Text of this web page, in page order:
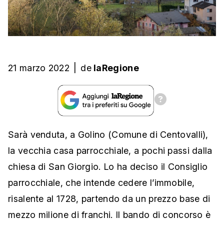
21 marzo 2022 de laRegione
Sarà venduta, a Golino (Comune di Centovalli),
la vecchia casa parrocchiale, a pochi passi dalla
chiesa di San Giorgio. Lo ha deciso il Consiglio
parrocchiale, che intende cedere l’immobile,
risalente al 1728, partendo da un prezzo base di
mezzo milione di franchi. Il bando di concorso è